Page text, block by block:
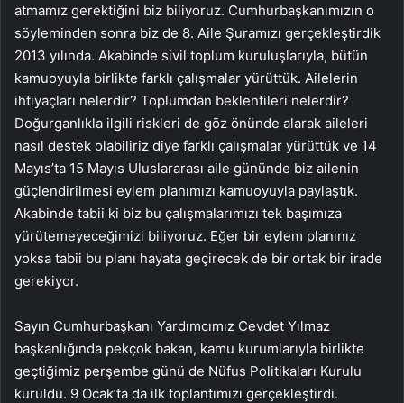
atmamız gerektiğini biz biliyoruz. Cumhurbaşkanımızın o
söyleminden sonra biz de 8. Aile Şuramızı gerçekleştirdik
2013 yılında. Akabinde sivil toplum kuruluşlarıyla, bütün
kamuoyuyla birlikte farklı çalışmalar yürüttük. Ailelerin
ihtiyaçları nelerdir? Toplumdan beklentileri nelerdir?
Doğurganlıkla ilgili riskleri de göz önünde alarak aileleri
nasıl destek olabiliriz diye farklı çalışmalar yürüttük ve 14
Mayıs’ta 15 Mayıs Uluslararası aile gününde biz ailenin
güçlendirilmesi eylem planımızı kamuoyuyla paylaştık.
Akabinde tabii ki biz bu çalışmalarımızı tek başımıza
yürütemeyeceğimizi biliyoruz. Eğer bir eylem planınız
yoksa tabii bu planı hayata geçirecek de bir ortak bir irade
gerekiyor.
Sayın Cumhurbaşkanı Yardımcımız Cevdet Yılmaz
başkanlığında pekçok bakan, kamu kurumlarıyla birlikte
geçtiğimiz perşembe günü de Nüfus Politikaları Kurulu
kuruldu. 9 Ocak’ta da ilk toplantımızı gerçekleştirdi.